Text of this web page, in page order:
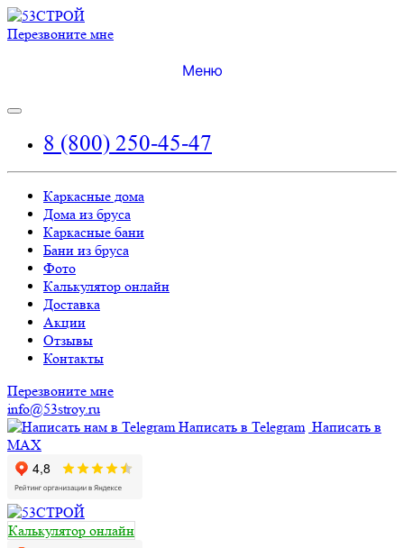
Перезвоните мне
Меню
8 (800) 250-45-47
Каркасные дома
Дома из бруса
Каркасные бани
Бани из бруса
Фото
Калькулятор онлайн
Доставка
Акции
Отзывы
Контакты
Перезвоните мне
info@53stroy.ru
Написать в Telegram Написать в
MAX
Калькулятор онлайн